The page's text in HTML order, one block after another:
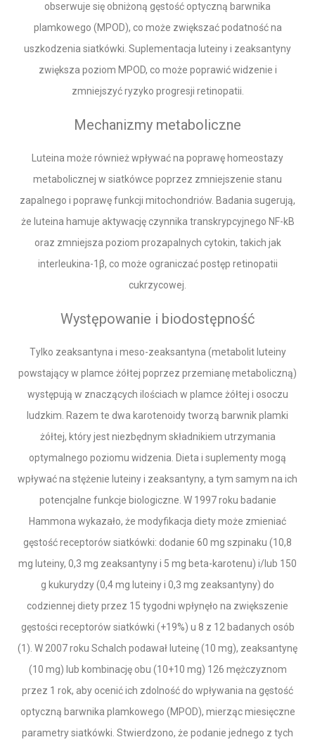
obserwuje się obniżoną gęstość optyczną barwnika
plamkowego (MPOD), co może zwiększać podatność na
uszkodzenia siatkówki. Suplementacja luteiny i zeaksantyny
zwiększa poziom MPOD, co może poprawić widzenie i
zmniejszyć ryzyko progresji retinopatii.
Mechanizmy metaboliczne
Luteina może również wpływać na poprawę homeostazy
metabolicznej w siatkówce poprzez zmniejszenie stanu
zapalnego i poprawę funkcji mitochondriów. Badania sugerują,
że luteina hamuje aktywację czynnika transkrypcyjnego NF-kB
oraz zmniejsza poziom prozapalnych cytokin, takich jak
interleukina-1β, co może ograniczać postęp retinopatii
cukrzycowej.
Występowanie i biodostępność
Tylko zeaksantyna i meso-zeaksantyna (metabolit luteiny
powstający w plamce żółtej poprzez przemianę metaboliczną)
występują w znaczących ilościach w plamce żółtej i osoczu
ludzkim. Razem te dwa karotenoidy tworzą barwnik plamki
żółtej, który jest niezbędnym składnikiem utrzymania
optymalnego poziomu widzenia. Dieta i suplementy mogą
wpływać na stężenie luteiny i zeaksantyny, a tym samym na ich
potencjalne funkcje biologiczne. W 1997 roku badanie
Hammona wykazało, że modyfikacja diety może zmieniać
gęstość receptorów siatkówki: dodanie 60 mg szpinaku (10,8
mg luteiny, 0,3 mg zeaksantyny i 5 mg beta-karotenu) i/lub 150
g kukurydzy (0,4 mg luteiny i 0,3 mg zeaksantyny) do
codziennej diety przez 15 tygodni wpłynęło na zwiększenie
gęstości receptorów siatkówki (+19%) u 8 z 12 badanych osób
(1). W 2007 roku Schalch podawał luteinę (10 mg), zeaksantynę
(10 mg) lub kombinację obu (10+10 mg) 126 mężczyznom
przez 1 rok, aby ocenić ich zdolność do wpływania na gęstość
optyczną barwnika plamkowego (MPOD), mierząc miesięczne
parametry siatkówki. Stwierdzono, że podanie jednego z tych